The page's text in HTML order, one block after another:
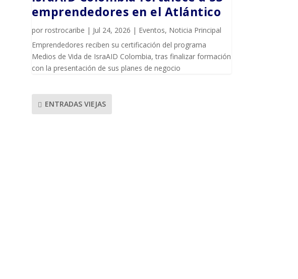
emprendedores en el Atlántico
por rostrocaribe | Jul 24, 2026 | Eventos, Noticia Principal
Emprendedores reciben su certificación del programa
Medios de Vida de IsraAID Colombia, tras finalizar formación
con la presentación de sus planes de negocio
ENTRADAS VIEJAS